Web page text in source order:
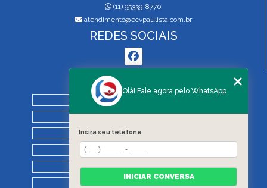
(11) 95339-8770
atendimento@ecvpaulista.com.br
REDES SOCIAIS
MENU
QUEM SOMOS
SERVIÇOS
BLOG
REGRAS DE VISTORIA
Olá! Fale agora pelo WhatsApp
Insira seu telefone
INICIAR CONVERSA